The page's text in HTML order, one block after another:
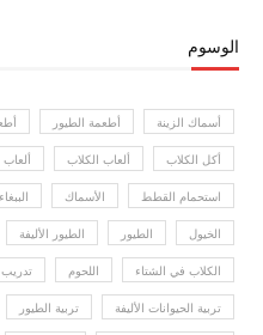
الوسوم
أسماك الزينة أطعمة الطيور
أكل الكلاب ألعاب الكلاب
استحمام القطط الأسماك الببغاء
الخيول الطيور الطيور الأليفة
الكلاب في الشتاء اللحوم تدريب
تربية الحيوانات الأليفة تربية الطيور